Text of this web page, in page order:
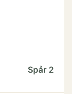
Spår 2